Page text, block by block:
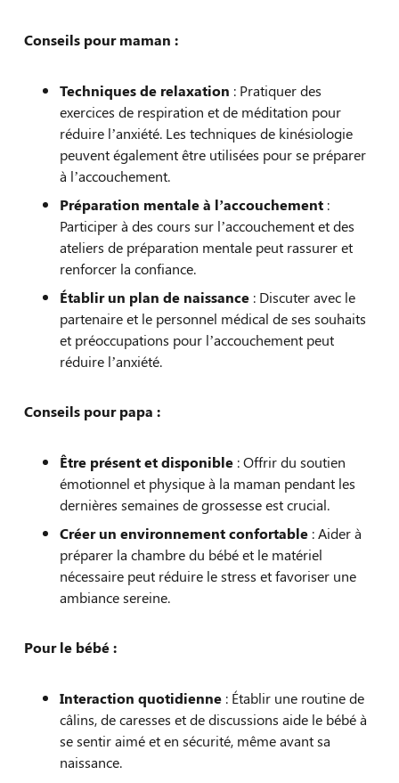
Conseils pour maman :
Techniques de relaxation : Pratiquer des
exercices de respiration et de méditation pour
réduire l’anxiété. Les techniques de kinésiologie
peuvent également être utilisées pour se préparer
à l’accouchement.
Préparation mentale à l’accouchement :
Participer à des cours sur l’accouchement et des
ateliers de préparation mentale peut rassurer et
renforcer la confiance.
Établir un plan de naissance : Discuter avec le
partenaire et le personnel médical de ses souhaits
et préoccupations pour l’accouchement peut
réduire l’anxiété.
Conseils pour papa :
Être présent et disponible : Offrir du soutien
émotionnel et physique à la maman pendant les
dernières semaines de grossesse est crucial.
Créer un environnement confortable : Aider à
préparer la chambre du bébé et le matériel
nécessaire peut réduire le stress et favoriser une
ambiance sereine.
Pour le bébé :
Interaction quotidienne : Établir une routine de
câlins, de caresses et de discussions aide le bébé à
se sentir aimé et en sécurité, même avant sa
naissance.